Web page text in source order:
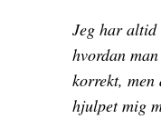
Jeg har altid
hvordan
korrekt,
hjulpet mig